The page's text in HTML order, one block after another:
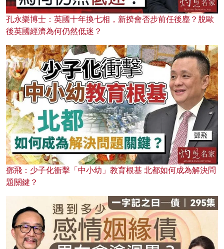
孔永樂博士：英國十年換七相，新揆會否步前任後塵？脫歐
後英國經濟為何仍然低迷？
鄧飛：少子化衝擊「中小幼」教育根基 北都如何成為解決問
題關鍵？